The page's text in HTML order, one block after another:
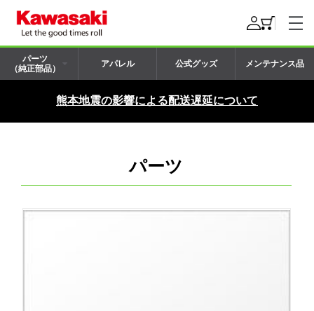
パーツ
（純正部品）
アパレル 公式グッズ メンテナンス品
熊本地震の影響による配送遅延について
パーツ